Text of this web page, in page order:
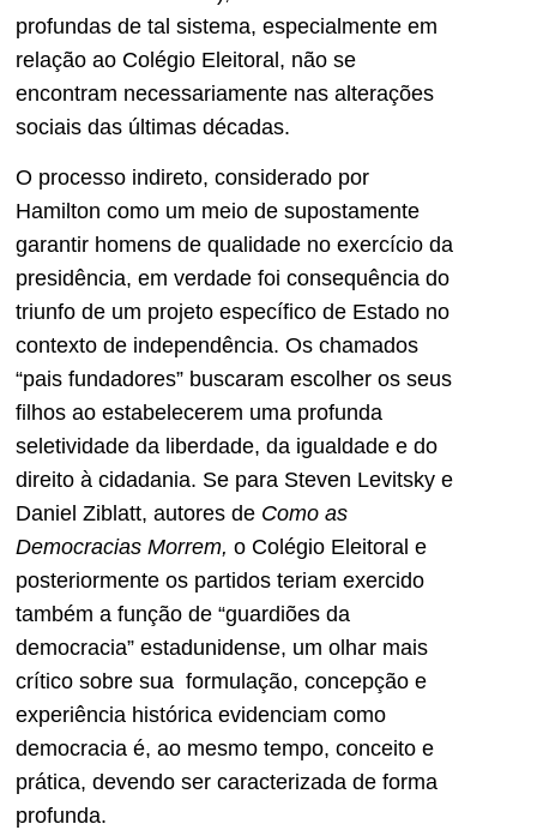
profundas de tal sistema, especialmente em
relação ao Colégio Eleitoral, não se
encontram necessariamente nas alterações
sociais das últimas décadas.
O processo indireto, considerado por
Hamilton como um meio de supostamente
garantir homens de qualidade no exercício da
presidência, em verdade foi consequência do
triunfo de um projeto específico de Estado no
contexto de independência. Os chamados
“pais fundadores” buscaram escolher os seus
filhos ao estabelecerem uma profunda
seletividade da liberdade, da igualdade e do
direito à cidadania. Se para Steven Levitsky e
Daniel Ziblatt, autores de Como as
Democracias Morrem, o Colégio Eleitoral e
posteriormente os partidos teriam exercido
também a função de “guardiões da
democracia” estadunidense, um olhar mais
crítico sobre sua formulação, concepção e
experiência histórica evidenciam como
democracia é, ao mesmo tempo, conceito e
prática, devendo ser caracterizada de forma
profunda.